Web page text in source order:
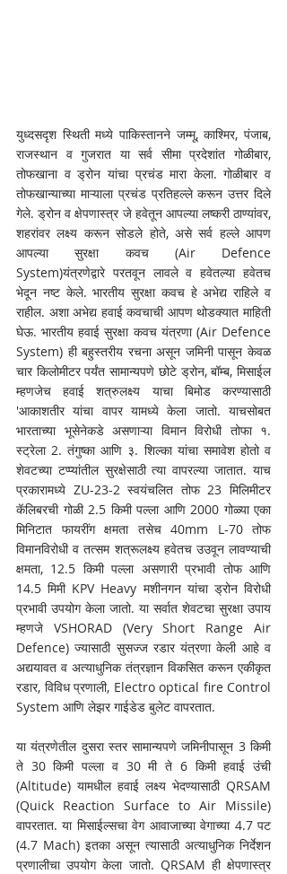
युध्दसदृश स्थिती मध्ये पाकिस्तानने जम्मू, काश्मिर, पंजाब,
राजस्थान व गुजरात या सर्व सीमा प्रदेशांत गोळीबार,
तोफखाना व ड्रोन यांचा प्रचंड मारा केला. गोळीबार व
तोफखान्याच्या माऱ्याला प्रचंड प्रतिहल्ले करून उत्तर दिले
गेले. ड्रोन व क्षेपणास्त्र जे हवेतून आपल्या लष्करी ठाण्यांवर,
शहरांवर लक्ष्य करून सोडले होते, असे सर्व हल्ले आपण
आपल्या सुरक्षा कवच (Air Defence
System)यंत्रणेद्वारे परतवून लावले व हवेतल्या हवेतच
भेदून नष्ट केले. भारतीय सुरक्षा कवच हे अभेद्य राहिले व
राहील. अशा अभेद्य हवाई कवचाची आपण थोडक्यात माहिती
घेऊ. भारतीय हवाई सुरक्षा कवच यंत्रणा (Air Defence
System) ही बहुस्तरीय रचना असून जमिनी पासून केवळ
चार किलोमीटर पर्यंत सामान्यपणे छोटे ड्रोन, बॉम्ब, मिसाईल
म्हणजेच हवाई शत्रुलक्ष्य याचा बिमोड करण्यासाठी
'आकाशतीर यांचा वापर यामध्ये केला जातो. याचसोबत
भारताच्या भूसेनेकडे असणाऱ्या विमान विरोधी तोफा १.
स्ट्रेला 2. तंगुष्का आणि ३. शिल्का यांचा समावेश होतो व
शेवटच्या टप्प्यांतील सुरक्षेसाठी त्या वापरल्या जातात. याच
प्रकारामध्ये ZU-23-2 स्वयंचलित तोफ 23 मिलिमीटर
कॅलिबरची गोळी 2.5 किमी पल्ला आणि 2000 गोळ्या एका
मिनिटात फायरींग क्षमता तसेच 40mm L-70 तोफ
विमानविरोधी व तत्सम शत्रूलक्ष्य हवेतच उउवून लावण्याची
क्षमता, 12.5 किमी पल्ला असणारी प्रभावी तोफ आणि
14.5 मिमी KPV Heavy मशीनगन यांचा ड्रोन विरोधी
प्रभावी उपयोग केला जातो. या सर्वात शेवटचा सुरक्षा उपाय
म्हणजे VSHORAD (Very Short Range Air
Defence) ज्यासाठी सुसज्ज रडार यंत्रणा केली आहे व
अद्ययावत व अत्याधुनिक तंत्रज्ञान विकसित करून एकीकृत
रडार, विविध प्रणाली, Electro optical fire Control
System आणि लेझर गाईडेड बुलेट वापरतात.
या यंत्रणेतील दुसरा स्तर सामान्यपणे जमिनीपासून 3 किमी
ते 30 किमी पल्ला व 30 मी ते 6 किमी हवाई उंची
(Altitude) यामधील हवाई लक्ष्य भेदण्यासाठी QRSAM
(Quick Reaction Surface to Air Missile)
वापरतात. या मिसाईल्सचा वेग आवाजाच्या वेगाच्या 4.7 पट
(4.7 Mach) इतका असून त्यासाठी अत्याधुनिक निर्देशन
प्रणालीचा उपयोग केला जातो. QRSAM ही क्षेपणास्त्र